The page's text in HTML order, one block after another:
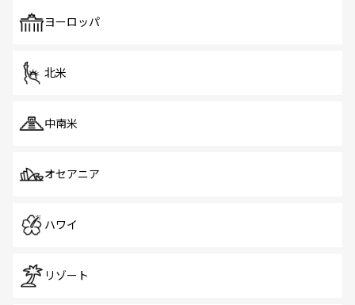
で、ホーカーズは地元の風情を楽しめる外せないスポット
ヨーロッパ
北米
中南米
オセアニア
ハワイ
リゾート